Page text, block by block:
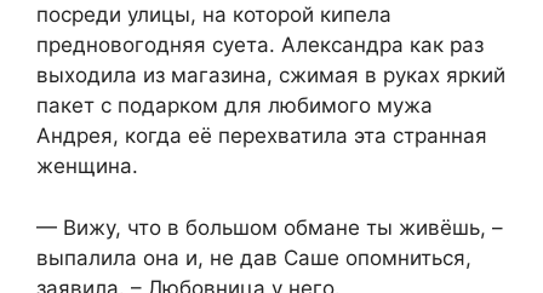
посреди улицы, на которой кипела
предновогодняя суета. Александра как раз
выходила из магазина, сжимая в руках яркий
пакет с подарком для любимого мужа
Андрея, когда её перехватила эта странная
женщина.
— Вижу, что в большом обмане ты живёшь, –
выпалила она и, не дав Саше опомниться,
заявила. – Любовница у него.